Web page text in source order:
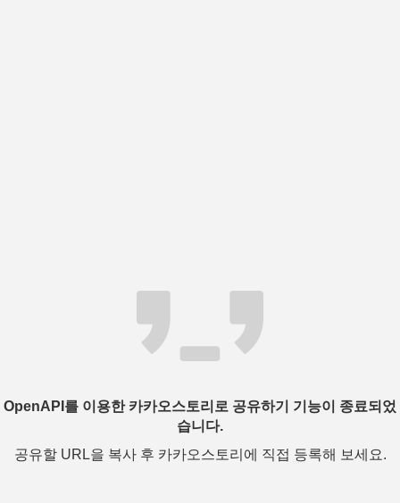
OpenAPI를 이용한 카카오스토리로 공유하기 기능이 종료되었
습니다.
공유할 URL을 복사 후 카카오스토리에 직접 등록해 보세요.